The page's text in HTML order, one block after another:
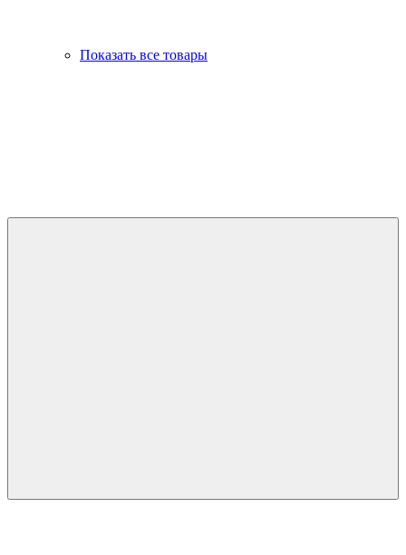
Показать все товары